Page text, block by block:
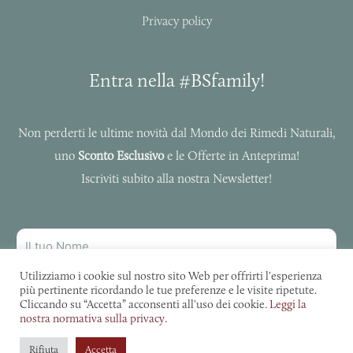
Privacy policy
Entra nella #BSfamily!
Non perderti le ultime novità dal Mondo dei Rimedi Naturali,
uno Sconto Esclusivoe le Offerte in Anteprima!
Iscriviti subito alla nostra Newsletter!
NOME
INDIRIZZO
MAIL
Autorizzo Bottega delle Spezie al trattamento dei miei dati.
Utilizziamo i cookie sul nostro sito Web per offrirti l'esperienza
più pertinente ricordando le tue preferenze e le visite ripetute.
Cliccando su “Accetta” acconsenti all'uso dei cookie.Leggi la
nostra normativa sulla privacy.
Rifiuta Accetta